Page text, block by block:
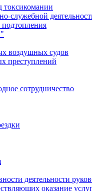
токсикомании
служебной
воздушных судов
преступлений
сотрудничество
деятельности
оказание